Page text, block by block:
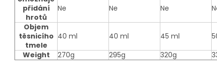
přidání
hrotů
Ne Ne Ne
Objem
těsnicího
tmele
40 ml 40 ml 45 ml
Weight
270g 295g 320g